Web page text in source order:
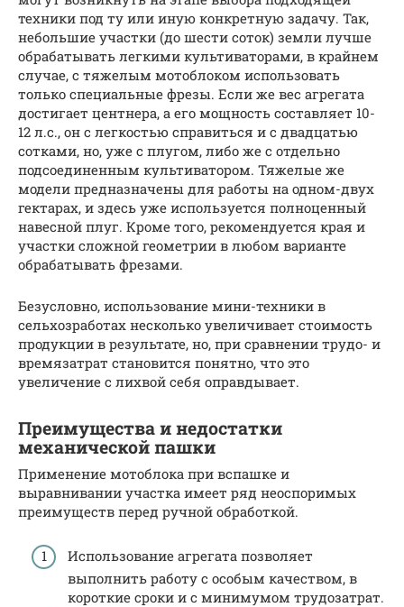
техники под ту или иную конкретную задачу. Так,
небольшие участки (до шести соток) земли лучше
обрабатывать легкими культиваторами, в крайнем
случае, с тяжелым мотоблоком использовать
только специальные фрезы. Если же вес агрегата
достигает центнера, а его мощность составляет 10-
12 л.с., он с легкостью справиться и с двадцатью
сотками, но, уже с плугом, либо же с отдельно
подсоединенным культиватором. Тяжелые же
модели предназначены для работы на одном-двух
гектарах, и здесь уже используется полноценный
навесной плуг. Кроме того, рекомендуется края и
участки сложной геометрии в любом варианте
обрабатывать фрезами.
Безусловно, использование мини-техники в
сельхозработах несколько увеличивает стоимость
продукции в результате, но, при сравнении трудо- и
времязатрат становится понятно, что это
увеличение с лихвой себя оправдывает.
Преимущества и недостатки
механической пашки
Применение мотоблока при вспашке и
выравнивании участка имеет ряд неоспоримых
преимуществ перед ручной обработкой.
Использование агрегата позволяет
выполнить работу с особым качеством, в
короткие сроки и с минимумом трудозатрат.